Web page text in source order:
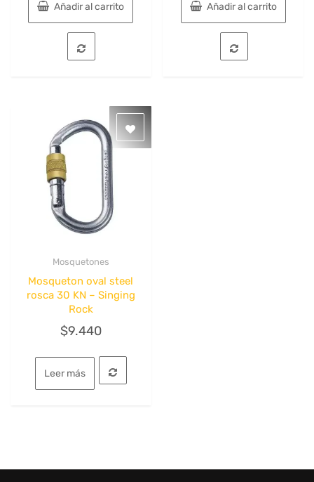
Añadir al carrito Añadir al carrito
Mosquetones
Mosqueton oval steel
rosca 30 KN – Singing
Rock
$9.440
Leer más